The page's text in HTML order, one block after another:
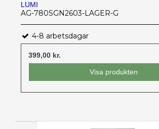
LUMI
AG-780SGN2603-LAGER-G
4-8 arbetsdagar
399,00 kr.
Visa produkten